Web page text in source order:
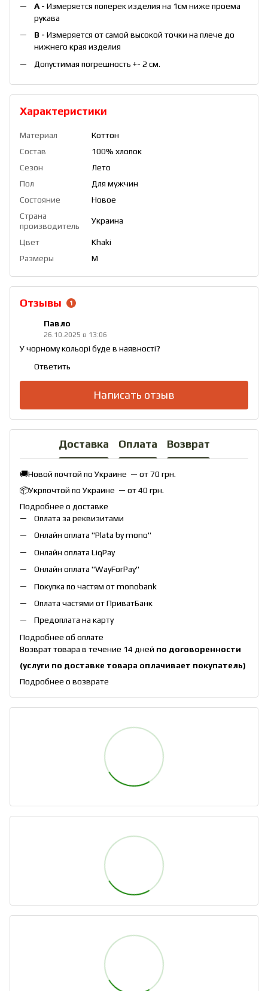
A - Измеряется поперек изделия на 1см ниже проема
рукава
B - Измеряется от самой высокой точки на плече до
нижнего края изделия
Допустимая погрешность +- 2 см.
Характеристики
Материал
Коттон
Состав
100% хлопок
Сезон
Лето
Пол
Для мужчин
Состояние
Новое
Страна
производитель
Украина
Цвет
Khaki
Размеры
M
Отзывы 1
Павло
26.10.2025 в 13:06
У чорному кольорі буде в наявності?
Ответить
Написать отзыв
Доставка Оплата Возврат
🚚Новой почтой по Украине — от 70 грн.
📦Укрпочтой по Украине — от 40 грн.
Подробнее о доставке
Оплата за реквизитами
Онлайн оплата "Plata by mono"
Онлайн оплата LiqPay
Онлайн оплата "WayForPay"
Покупка по частям от monobank
Оплата частями от ПриватБанк
Предоплата на карту
Подробнее об оплате
Возврат товара в течение 14 дней по договоренности
(услуги по доставке товара оплачивает покупатель)
Подробнее о возврате